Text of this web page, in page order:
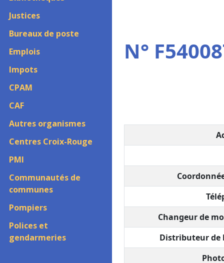
Justices
Bureaux de poste
Emplois
Impots
CPAM
CAF
Autres organismes
Centres Croix-Rouge
PMI
Communautés de
communes
Pompiers
Polices et
gendarmeries
N°
Changeur de
Distributeur de